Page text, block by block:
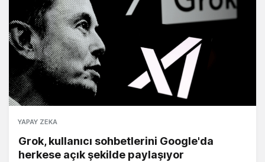
YAPAY ZEKA
Grok, kullanıcı sohbetlerini Google'da
herkese açık şekilde paylaşıyor